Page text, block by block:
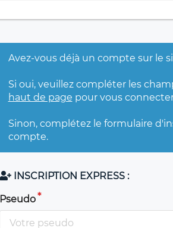
Avez-vous déjà un compte sur le
Si oui, veuillez compléter les
haut de page pour vous
Sinon, complétez le formulaire
compte.
INSCRIPTION EXPRESS :
Pseudo